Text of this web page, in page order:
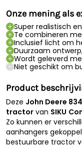
Onze mening als
Super realistisch
Te combineren
Inclusief licht om
Duurzaam
Wordt geleverd
Niet geschikt om
Product
Deze John Deere
tractor van SIKU
Zo kunnen er
aanhangers
bestuurbare tractor